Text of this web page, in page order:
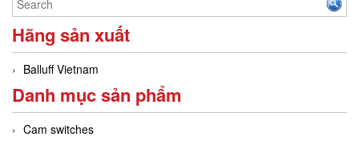
Hãng sản xuất
Balluff Vietnam
Danh mục sản phẩm
Cam switches